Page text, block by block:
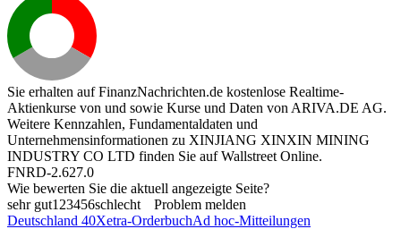
Sie erhalten auf FinanzNachrichten.de kostenlose Realtime-
Aktienkurse von und sowie Kurse und Daten von ARIVA.DE AG.
Weitere Kennzahlen, Fundamentaldaten und
Unternehmensinformationen zu XINJIANG XINXIN MINING
INDUSTRY CO LTD finden Sie aufWallstreet Online.
FNRD-2.627.0
Wie bewerten Sie die aktuell angezeigte Seite?
sehr gut1 23456schlecht
Problem melden
Deutschland 40Xetra-OrderbuchAd hoc-Mitteilungen